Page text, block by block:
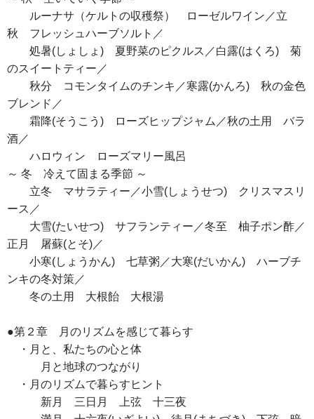
ルーナサ（ケルトの収穫祭） ローゼルワイン／立
秋 フレッシュハーブソルト／
処暑(しょしょ) 夏野菜のピクルス／白露(はくろ) 菊
のスイートティー／
秋分 コモンタイムのチンキ／寒露(かんろ) 秋の金色
ブレンド／
霜降(そうこう) ローズヒップジャム／秋の土用 バラ
酒／
ハロウィン ローズマリー風呂
～ 冬 冷えて固まる季節 ～
立冬 マサラティー／小雪(しょうせつ) クリスマスリ
ース／
大雪(たいせつ) サフランティー／冬至 柚子ポン酢／
正月 屠蘇(とそ)／
小寒(しょうかん) 七草粥／大寒(だいかん) ハーブチ
ンキの冬対策／
冬の土用 大根飴 大根湯
●第２章 月のリズムを感じて暮らす
・月と、私たちの心と体
月と地球のつながり
・月のリズムで暮らすヒント
新月 三日月 上弦 十三夜